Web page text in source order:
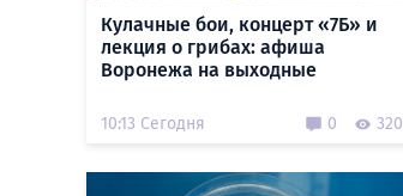
Кулачные бои, концерт «7Б» и
лекция о грибах: афиша
Воронежа на выходные
10:13 Сегодня 0 320